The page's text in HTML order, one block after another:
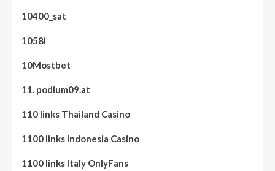
10400_sat
1058i
10Mostbet
11. podium09.at
110 links Thailand Casino
1100 links Indonesia Casino
1100 links Italy OnlyFans